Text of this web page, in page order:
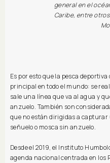
general en el
Caribe, entre
Es por esto que la pesca
principal en todo el mundo: se
sale una línea que va al agua y
anzuelo. También son
que no están dirigidas a capturar
señuelo o mosca sin anzuelo.
Desde el 2019, el Instituto
agenda nacional centrada en los